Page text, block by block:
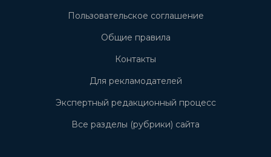
Пользовательское соглашение
Общие правила
Контакты
Для рекламодателей
Экспертный редакционный процесс
Все разделы (рубрики) сайта